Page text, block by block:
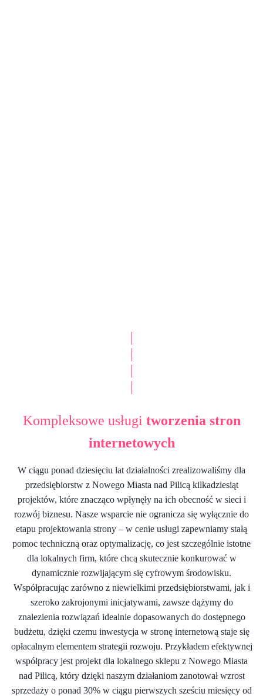
Kompleksowe usługi tworzenia stron
internetowych
W ciągu ponad dziesięciu lat działalności zrealizowaliśmy dla
przedsiębiorstw z Nowego Miasta nad Pilicą kilkadziesiąt
projektów, które znacząco wpłynęły na ich obecność w sieci i
rozwój biznesu. Nasze wsparcie nie ogranicza się wyłącznie do
etapu projektowania strony – w cenie usługi zapewniamy stałą
pomoc techniczną oraz optymalizację, co jest szczególnie istotne
dla lokalnych firm, które chcą skutecznie konkurować w
dynamicznie rozwijającym się cyfrowym środowisku.
Współpracując zarówno z niewielkimi przedsiębiorstwami, jak i
szeroko zakrojonymi inicjatywami, zawsze dążymy do
znalezienia rozwiązań idealnie dopasowanych do dostępnego
budżetu, dzięki czemu inwestycja w stronę internetową staje się
opłacalnym elementem strategii rozwoju. Przykładem efektywnej
współpracy jest projekt dla lokalnego sklepu z Nowego Miasta
nad Pilicą, który dzięki naszym działaniom zanotował wzrost
sprzedaży o ponad 30% w ciągu pierwszych sześciu miesięcy od